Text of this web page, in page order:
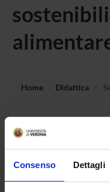
Consenso Dettagli
Home Didattica
all'insegnamento
sostenibilità del settore